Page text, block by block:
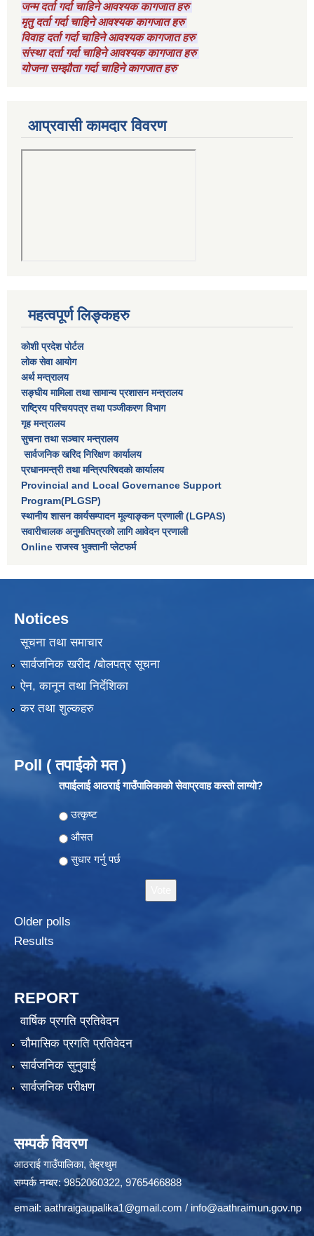
जन्म दर्ता गर्दा चाहिने आवश्यक कागजात हरु
मृतु दर्ता गर्दा चाहिने आवश्यक कागजात हरु
विवाह दर्ता गर्दा चाहिने आवश्यक कागजात हरु
संस्था दर्ता गर्दा चाहिने आवश्यक कागजात हरु
योजना सम्झौता गर्दा चाहिने कागजात हरु
आप्रवासी कामदार विवरण
महत्वपूर्ण लिङ्कहरु
कोशी प्रदेश पोर्टल
लाेक सेवा आयाेग
अर्थ मन्त्रालय
सङ्घीय मामिला तथा सामान्य प्रशासन मन्त्रालय
राष्‍ट्रिय परिचयपत्र तथा पञ्‍जीकरण विभाग
गृह मन्त्रालय
सुचना तथा सञ्चार मन्त्रालय
सार्वजनिक खरिद निरिक्षण कार्यालय
प्रधानमन्त्री तथा मन्त्रिपरिषदकाे कार्यालय
Provincial and Local Governance Support
Program(PLGSP)
स्थानीय शासन कार्यसम्पादन मूल्याङ्कन प्रणाली (LGPAS)
सवारीचालक अनुमतिपत्रको लागि आवेदन प्रणाली
Online राजस्व भुक्तानी प्लेटफर्म
Notices
सूचना तथा समाचार
सार्वजनिक खरीद /बोलपत्र सूचना
ऐन, कानून तथा निर्देशिका
कर तथा शुल्कहरु
Poll ( तपाईको मत )
तपाईलाई आठराई गाउँपालिकाको सेवाप्रवाह कस्तो लाग्यो?
Choices
उत्कृष्ट
औसत
सुधार गर्नु पर्छ
Older polls
Results
REPORT
वार्षिक प्रगति प्रतिवेदन
चौमासिक प्रगति प्रतिवेदन
सार्वजनिक सुनुवाई
सार्वजनिक परीक्षण
सम्पर्क विवरण
आठराई गाउँपालिका, तेह्रथुम
सम्पर्क नम्बर: 9852060322, 9765466888
email: aathraigaupalika1@gmail.com / info@aathraimun.gov.np